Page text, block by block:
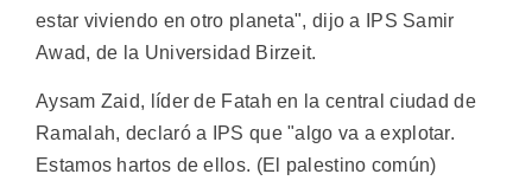
estar viviendo en otro planeta", dijo a IPS Samir
Awad, de la Universidad Birzeit.
Aysam Zaid, líder de Fatah en la central ciudad de
Ramalah, declaró a IPS que "algo va a explotar.
Estamos hartos de ellos. (El palestino común)